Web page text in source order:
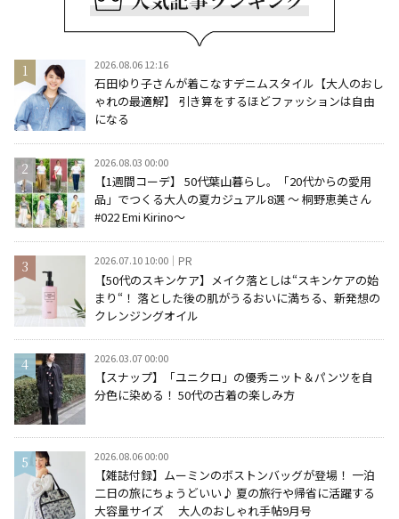
2026.08.06 12:16
石田ゆり子さんが着こなすデニムスタイル【大人のおし
ゃれの最適解】 引き算をするほどファッションは自由
になる
2026.08.03 00:00
【1週間コーデ】 50代葉山暮らし。「20代からの愛用
品」でつくる大人の夏カジュアル8選 ～ 桐野恵美さん
#022 Emi Kirino～
2026.07.10 10:00 PR
【50代のスキンケア】メイク落としは“スキンケアの始
まり“！ 落とした後の肌がうるおいに満ちる、新発想の
クレンジングオイル
2026.03.07 00:00
【スナップ】「ユニクロ」の優秀ニット＆パンツを自
分色に染める！ 50代の古着の楽しみ方
2026.08.06 00:00
【雑誌付録】ムーミンのボストンバッグが登場！ 一泊
二日の旅にちょうどいい♪ 夏の旅行や帰省に活躍する
大容量サイズ 大人のおしゃれ手帖9月号